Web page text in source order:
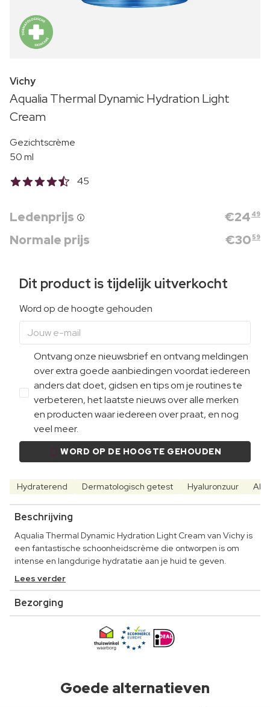
Vichy
Aqualia Thermal Dynamic Hydration Light
Cream
Gezichtscrème
50 ml
45
Ledenprijs €24 49
Normale prijs €30 59
Dit product is tijdelijk uitverkocht
Word op de hoogte gehouden
Ontvang onze nieuwsbrief en ontvang meldingen
over extra goede aanbiedingen voordat iedereen
anders dat doet, gidsen en tips om je routines te
verbeteren, het laatste nieuws over alle merken
en producten waar iedereen over praat, en nog
veel meer.
WORD OP DE HOOGTE GEHOUDEN
Hydraterend Dermatologisch getest Hyaluronzuur
Beschrijving
Aqualia Thermal Dynamic Hydration Light Cream van Vichy is
een fantastische schoonheidscrème die ontworpen is om
intense en langdurige hydratatie aan je huid te geven.
Lees verder
Bezorging
Goede alternatieven